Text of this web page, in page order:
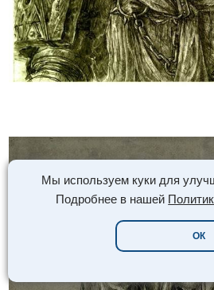
Мы используем куки для
Подробнее в нашей
ОК